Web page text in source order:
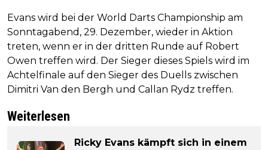
Evans wird bei der World Darts Championship am
Sonntagabend, 29. Dezember, wieder in Aktion
treten, wenn er in der dritten Runde auf Robert
Owen treffen wird. Der Sieger dieses Spiels wird im
Achtelfinale auf den Sieger des Duells zwischen
Dimitri Van den Bergh und Callan Rydz treffen.
Weiterlesen
Ricky Evans kämpft sich in einem